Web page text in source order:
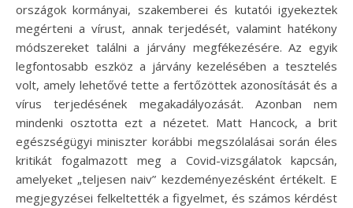
országok kormányai, szakemberei és kutatói igyekeztek
megérteni a vírust, annak terjedését, valamint hatékony
módszereket találni a járvány megfékezésére. Az egyik
legfontosabb eszköz a járvány kezelésében a tesztelés
volt, amely lehetővé tette a fertőzöttek azonosítását és a
vírus terjedésének megakadályozását. Azonban nem
mindenki osztotta ezt a nézetet. Matt Hancock, a brit
egészségügyi miniszter korábbi megszólalásai során éles
kritikát fogalmazott meg a Covid-vizsgálatok kapcsán,
amelyeket „teljesen naiv” kezdeményezésként értékelt. E
megjegyzései felkeltették a figyelmet, és számos kérdést